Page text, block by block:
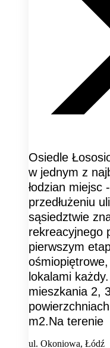
Osiedle
w jednym z
łodzian miejsc
przedłużeniu
sąsiedztwie
rekreacyjnego
pierwszym
lokalami
mieszkania 2,
m2.Na terenie
ul. Okoniowa, Łódź